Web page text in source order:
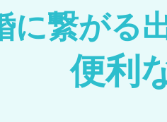
に繋がる
便利